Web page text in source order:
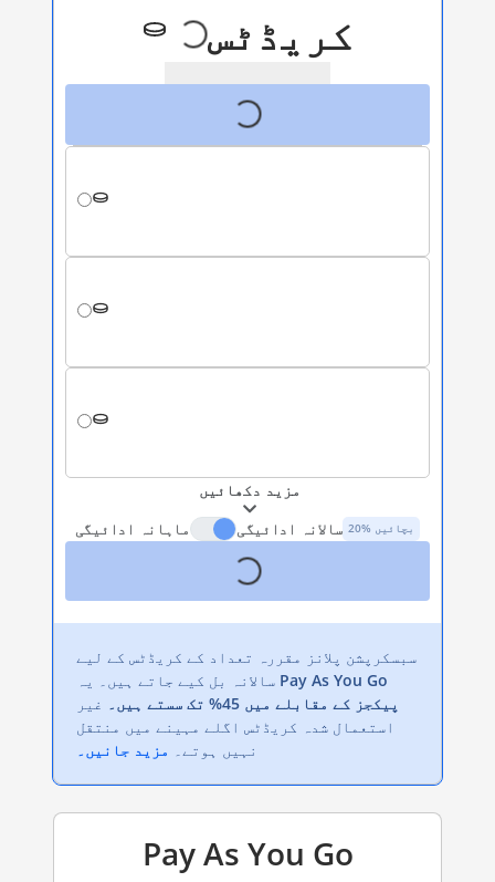
کریڈٹس
مزید دکھائیں
ماہانہ ادائیگی
سالانہ ادائیگی 20% بچائیں
سبسکرپشن پلانز مقررہ تعداد کے کریڈٹس کے لیے
Pay As You Go
پیکجز کے مقابلے میں 45% تک سستے ہیں۔
غیر
استعمال شدہ کریڈٹس اگلے مہینے میں منتقل
نہیں ہوتے۔ مزید جانیں۔
Pay As You Go